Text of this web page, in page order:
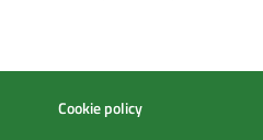
Cookie policy